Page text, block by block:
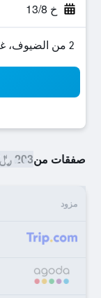
خ 13/8
2 من الضيوف، غرفة واحدة
صفقات من203 ﷼
مزود